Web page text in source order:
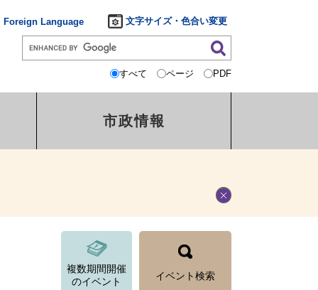
Foreign Language 文字サイズ・色合い変更
すべて ページ PDF
市政情報
複数期間開催
のイベント
イベント検索